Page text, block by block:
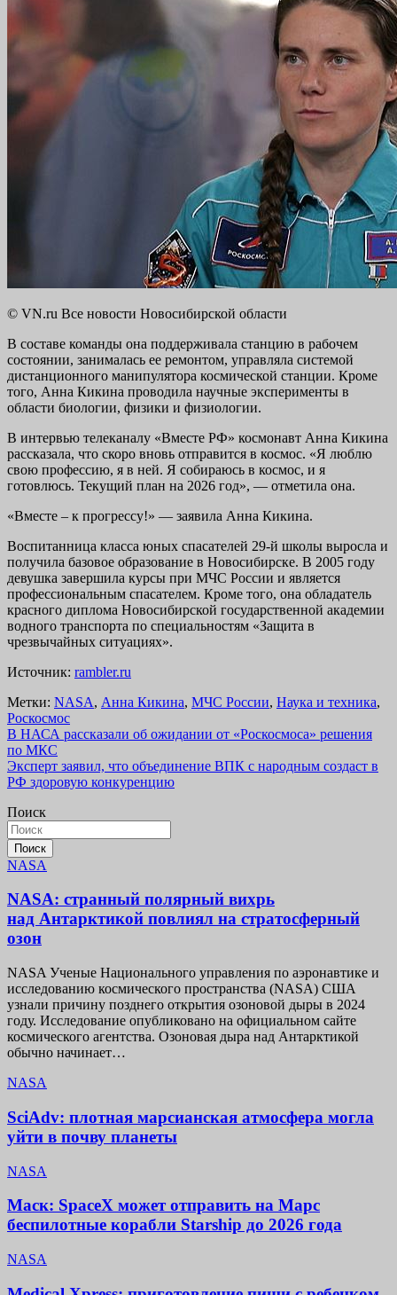
© VN.ru Все новости Новосибирской области
В составе команды она поддерживала станцию в рабочем
состоянии, занималась ее ремонтом, управляла системой
дистанционного манипулятора космической станции. Кроме
того, Анна Кикина проводила научные эксперименты в
области биологии, физики и физиологии.
В интервью телеканалу «Вместе РФ» космонавт Анна Кикина
рассказала, что скоро вновь отправится в космос. «Я люблю
свою профессию, я в ней. Я собираюсь в космос, и я
готовлюсь. Текущий план на 2026 год», — отметила она.
«Вместе – к прогрессу!» — заявила Анна Кикина.
Воспитанница класса юных спасателей 29-й школы выросла и
получила базовое образование в Новосибирске. В 2005 году
девушка завершила курсы при МЧС России и является
профессиональным спасателем. Кроме того, она обладатель
красного диплома Новосибирской государственной академии
водного транспорта по специальностям «Защита в
чрезвычайных ситуациях».
Источник: rambler.ru
Метки: NASA, Анна Кикина, МЧС России, Наука и техника,
Роскосмос
Навигация
по
записям
В НАСА рассказали об ожидании от «Роскосмоса» решения
по МКС
Эксперт заявил, что объединение ВПК с народным создаст в
РФ здоровую конкуренцию
Поиск
Поиск
NASA
NASA: странный полярный вихрь
над Антарктикой повлиял на стратосферный
озон
NASA Ученые Национального управления по аэронавтике и
исследованию космического пространства (NASA) США
узнали причину позднего открытия озоновой дыры в 2024
году. Исследование опубликовано на официальном сайте
космического агентства. Озоновая дыра над Антарктикой
обычно начинает…
NASA
SciAdv: плотная марсианская атмосфера могла
уйти в почву планеты
NASA
Маск: SpaceX может отправить на Марс
беспилотные корабли Starship до 2026 года
NASA